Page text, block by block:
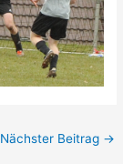
Nächster Beitrag →